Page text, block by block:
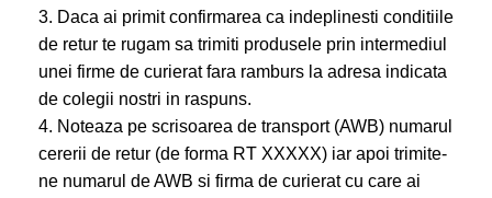
3. Daca ai primit confirmarea ca indeplinesti conditiile
de retur te rugam sa trimiti produsele prin intermediul
unei firme de curierat fara ramburs la adresa indicata
de colegii nostri in raspuns.
4. Noteaza pe scrisoarea de transport (AWB) numarul
cererii de retur (de forma RT XXXXX) iar apoi trimite-
ne numarul de AWB si firma de curierat cu care ai